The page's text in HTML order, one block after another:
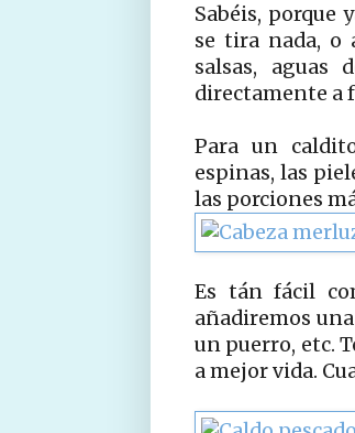
Sabéis, porque
se tira nada, o
salsas, aguas
directamente a
Para un
espinas, las
las porciones
Es tán fácil
añadiremos
un puerro, etc.
a mejor vida.